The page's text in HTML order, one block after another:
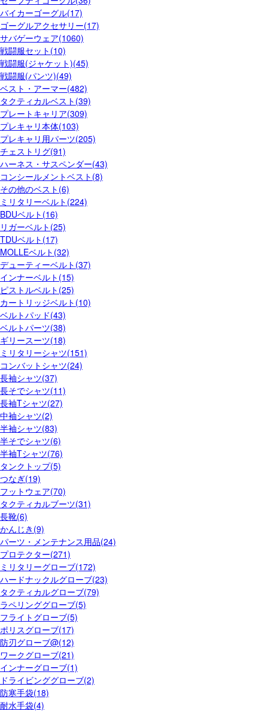
バイカーゴーグル(17)
ゴーグルアクセサリー(17)
サバゲーウェア(1060)
戦闘服セット(10)
戦闘服(ジャケット)(45)
戦闘服(パンツ)(49)
ベスト・アーマー(482)
タクティカルベスト(39)
プレートキャリア(309)
プレキャリ本体(103)
プレキャリ用パーツ(205)
チェストリグ(91)
ハーネス・サスペンダー(43)
コンシールメントベスト(8)
その他のベスト(6)
ミリタリーベルト(224)
BDUベルト(16)
リガーベルト(25)
TDUベルト(17)
MOLLEベルト(32)
デューティーベルト(37)
インナーベルト(15)
ピストルベルト(25)
カートリッジベルト(10)
ベルトパッド(43)
ベルトパーツ(38)
ギリースーツ(18)
ミリタリーシャツ(151)
コンバットシャツ(24)
長袖シャツ(37)
長そでシャツ(11)
長袖Tシャツ(27)
中袖シャツ(2)
半袖シャツ(83)
半そでシャツ(6)
半袖Tシャツ(76)
タンクトップ(5)
つなぎ(19)
フットウェア(70)
タクティカルブーツ(31)
長靴(6)
かんじき(9)
パーツ・メンテナンス用品(24)
プロテクター(271)
ミリタリーグローブ(172)
ハードナックルグローブ(23)
タクティカルグローブ(79)
ラペリンググローブ(5)
フライトグローブ(5)
ポリスグローブ(17)
防刃グローブ@(12)
ワークグローブ(21)
インナーグローブ(1)
ドライビンググローブ(2)
防寒手袋(18)
耐水手袋(4)